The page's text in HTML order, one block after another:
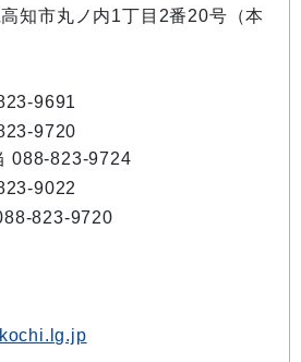
知市丸ノ内1丁目2番20号（本
9691
9720
088-823-9724
9022
823-9720